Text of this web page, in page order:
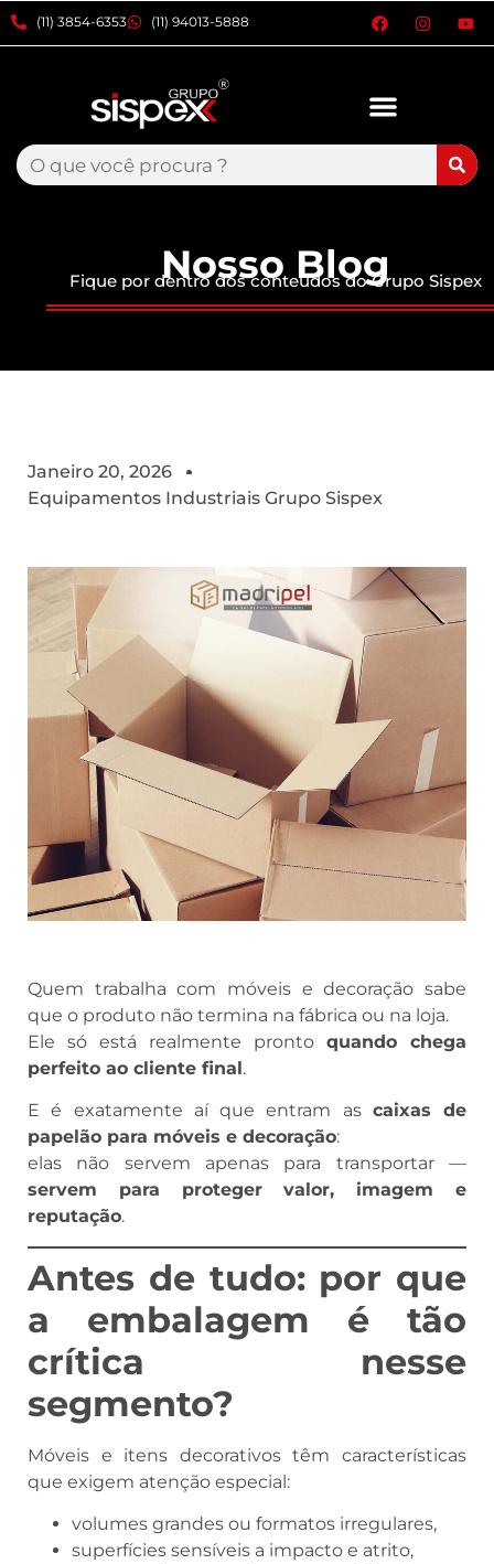
xxxx(11) 3854-6353 (11) 94013-5888
Nosso Blog
Fique por dentro dos conteúdos do Grupo Sispex
Janeiro 20, 2026
Equipamentos Industriais Grupo Sispex
Quem trabalha com móveis e decoração sabe
que o produto não termina na fábrica ou na loja.
Ele só está realmente pronto quando chega
perfeito ao cliente final.
E é exatamente aí que entram as caixas de
papelão para móveis e decoração:
elas não servem apenas para transportar —
servem para proteger valor, imagem e
reputação.
Antes de tudo: por que
a embalagem é tão
crítica nesse
segmento?
Móveis e itens decorativos têm características
que exigem atenção especial:
volumes grandes ou formatos irregulares,
superfícies sensíveis a impacto e atrito,